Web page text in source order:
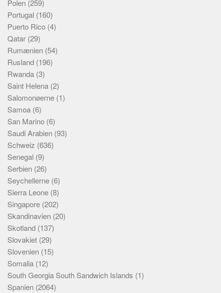
Polen (259)
Portugal (160)
Puerto Rico (4)
Qatar (29)
Rumænien (54)
Rusland (196)
Rwanda (3)
Saint Helena (2)
Salomonøerne (1)
Samoa (6)
San Marino (6)
Saudi Arabien (93)
Schweiz (636)
Senegal (9)
Serbien (26)
Seychellerne (6)
Sierra Leone (8)
Singapore (202)
Skandinavien (20)
Skotland (137)
Slovakiet (29)
Slovenien (15)
Somalia (12)
South Georgia South Sandwich Islands (1)
Spanien (2064)